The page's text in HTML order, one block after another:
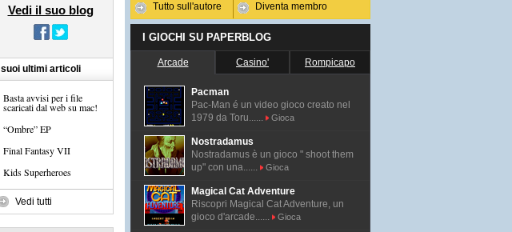
Vedi il suo blog
I suoi ultimi articoli
Basta avvisi per i file
scaricati dal web su mac!
“Ombre” EP
Final Fantasy VII
Kids Superheroes
Vedi tutti
Tutto sull'autore Diventa membro
I GIOCHI SU PAPERBLOG
Arcade Casino' Rompicapo
Pacman
Pac-Man é un video gioco creato nel
1979 da Toru......
Gioca
Nostradamus
Nostradamus è un gioco " shoot them
up" con una......
Gioca
Magical Cat Adventure
Riscopri Magical Cat Adventure, un
gioco d'arcade......
Gioca